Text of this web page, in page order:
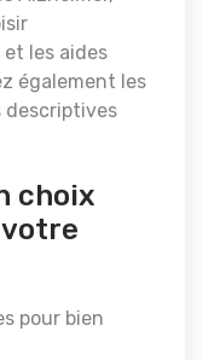
les aides
également les
descriptives
choix
pour bien